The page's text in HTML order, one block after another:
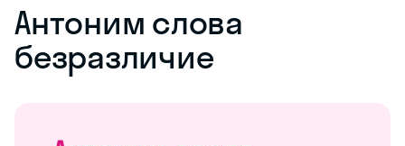
Антоним слова
безразличие